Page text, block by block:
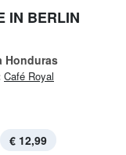
IN BERLIN
Honduras
Café Royal
€ 12,99